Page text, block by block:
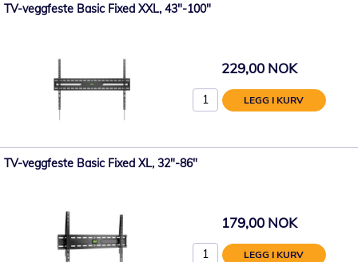
TV-veggfeste Basic Fixed XXL, 43"-100"
229,00 NOK
LEGG I KURV
TV-veggfeste Basic Fixed XL, 32"-86"
179,00 NOK
LEGG I KURV